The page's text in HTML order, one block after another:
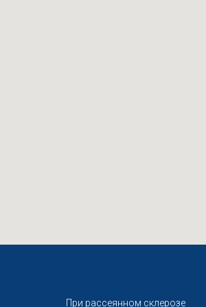
При рассеянном склерозе